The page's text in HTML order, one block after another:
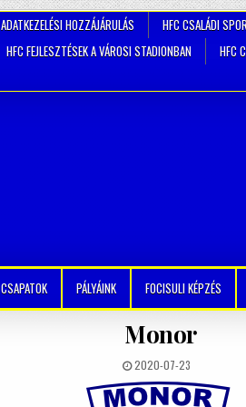
ADATKEZELÉSI HOZZÁJÁRULÁS
HFC CSALÁDI
HFC FEJLESZTÉSEK A VÁROSI STADIONBAN HFC
CSAPATOK PÁLYÁINK FOCISULI KÉPZÉS
Monor
2020-07-23